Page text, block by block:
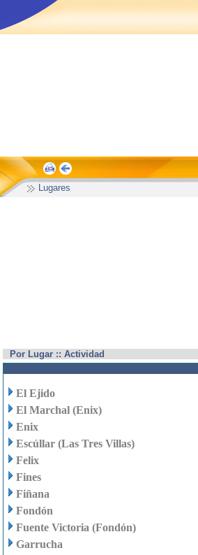
Lugares
Por Lugar :: Actividad
El Ejido
El Marchal (Enix)
Enix
Escúllar (Las Tres Villas)
Felix
Fines
Fiñana
Fondón
Fuente Victoria (Fondón)
Garrucha